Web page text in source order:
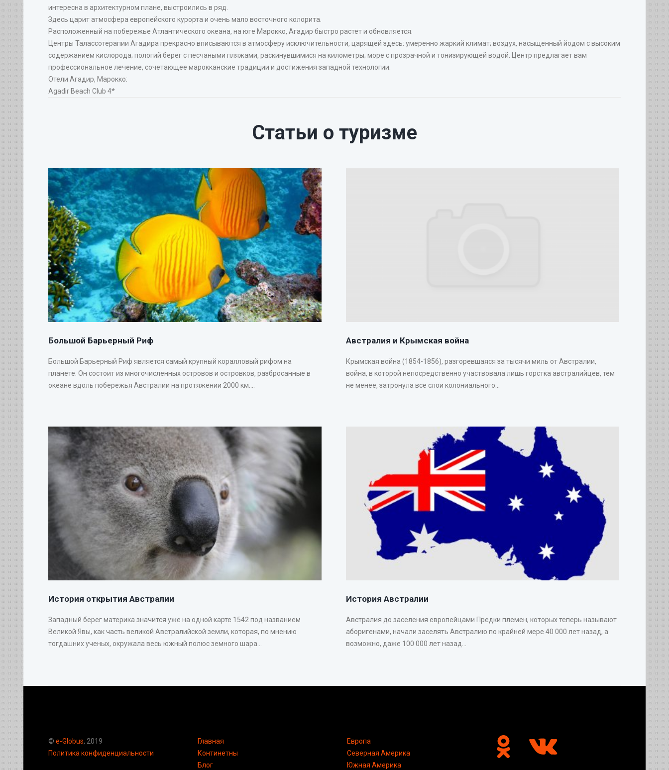
интересна в архитектурном плане, выстроились в ряд.
Здесь царит атмосфера европейского курорта и очень мало восточного колорита.
Расположенный на побережье Атлантического океана, на юге Марокко, Агадир быстро растет и обновляется.
Центры Талассотерапии Агадира прекрасно вписываются в атмосферу исключительности, царящей здесь: умеренно жаркий климат; воздух, насыщенный йодом с высоким
содержанием кислорода; пологий берег с песчаными пляжами, раскинувшимися на километры; море с прозрачной и тонизирующей водой. Центр предлагает вам
профессиональное лечение, сочетающее марокканские традиции и достижения западной технологии.
Отели Агадир, Марокко:
Agadir Beach Club 4*
Статьи о туризме
Большой Барьерный Риф
Большой Барьерный Риф является самый крупный коралловый рифом на
планете. Он состоит из многочисленных островов и островков, разбросанные в
океане вдоль побережья Австралии на протяжении 2000 км....
Австралия и Крымская война
Крымская война (1854-1856), разгоревшаяся за тысячи миль от Австралии,
война, в которой непосредственно участвовала лишь горстка австралийцев, тем
не менее, затронула все слои колониального...
История открытия Австралии
Западный берег материка значится уже на одной карте 1542 под названием
Великой Явы, как часть великой Австралийской земли, которая, по мнению
тогдашних ученых, окружала весь южный полюс земного шара...
История Австралии
Австралия до заселения европейцами Предки племен, которых теперь называют
аборигенами, начали заселять Австралию по крайней мере 40 000 лет назад, а
возможно, даже 100 000 лет назад...
© e-Globus, 2019
Политика конфиденциальности
Главная
Континетны
Блог
Европа
Северная Америка
Южная Америка